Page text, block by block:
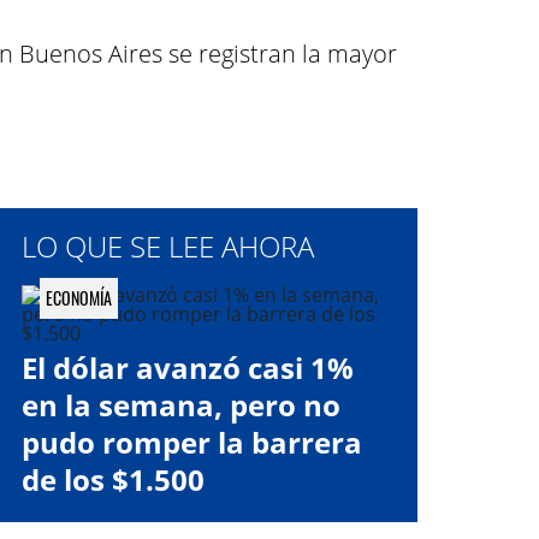
Buenos Aires se registran la mayor
LO QUE SE LEE AHORA
ECONOMÍA
El dólar avanzó casi 1%
en la semana, pero no
pudo romper la barrera
de los $1.500